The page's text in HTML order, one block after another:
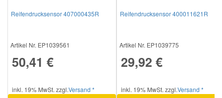
Reifendrucksensor 407000435R
Artikel Nr. EP1039561
50,41 €
inkl. 19% MwSt. zzgl.Versand *
Reifendrucksensor 400011621R
Artikel Nr. EP1039775
29,92 €
inkl. 19% MwSt. zzgl.Versand *
Skoda Ersatzteile
Smart Ersatzteile
Suzuki Ersatzteile